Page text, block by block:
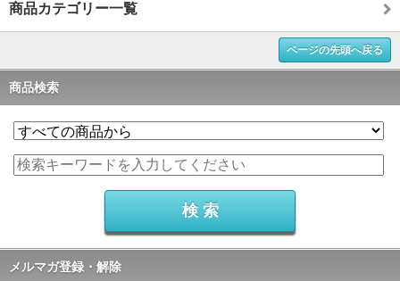
商品カテゴリー一覧
ページの先頭へ戻る
商品検索
メルマガ登録・解除